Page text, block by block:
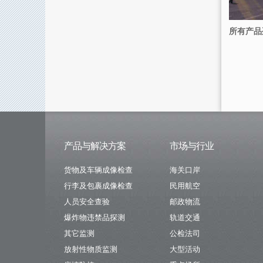
所有产
产品与解决方案
货物及车辆成像检查
行李及包裹成像检查
人员安全查验
爆炸物违禁品探测
其它监测
放射性物质监测
市场与行业
海关口岸
民用航空
邮政物流
轨道交通
公检法司
大型活动